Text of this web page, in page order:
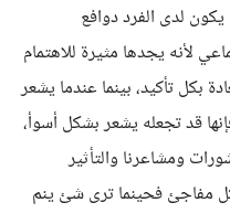
يكون لدى الفرد دوافع
لأنه يجدها مثيرة للاهتمام
بكل تأكيد، بينما عندما يشعر
فإنها قد تجعله يشعر بشكل أسوأ،
ومشاعرنا والتأثير
مفاجئ فحينما ترى شئ ينم